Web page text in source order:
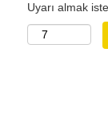
Uyarı almak